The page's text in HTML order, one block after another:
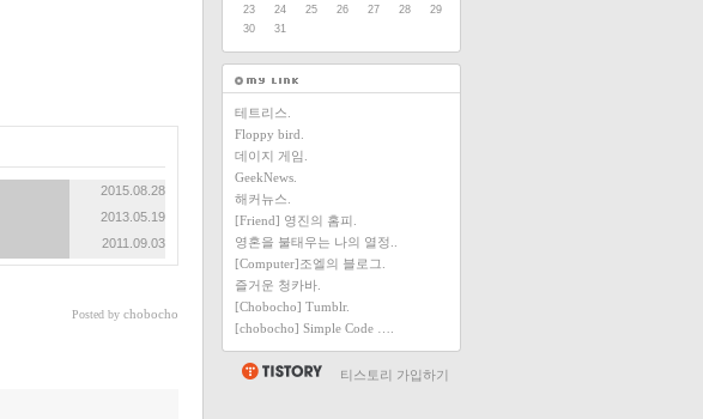
2015.08.28
2013.05.19
2011.09.03
Posted by chobocho
23
24 25 26 27 28
29
30
31
테트리스.
Floppy bird.
데이지 게임.
GeekNews.
해커뉴스.
[Friend] 영진의 홈피.
영혼을 불태우는 나의 열정..
[Computer]조엘의 블로그.
즐거운 청카바.
[Chobocho] Tumblr.
[chobocho] Simple Code ….
티스토리 가입하기